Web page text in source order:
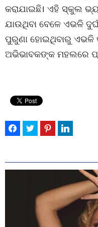
କରାଯାଇଛି। ଏହି ସ୍କୁଲ
ଯାଉଥିବା ବେଳେ ଏଭଳି
ପୁରୁଣା ହୋଇଥିବାରୁ ଏଭଳି
ଅଭିଭାବକଙ୍କ ମହଲରେ